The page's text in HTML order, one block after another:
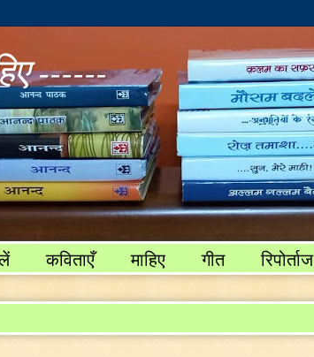
------
कविताएँ माहिए गीत रिपोर्ताज